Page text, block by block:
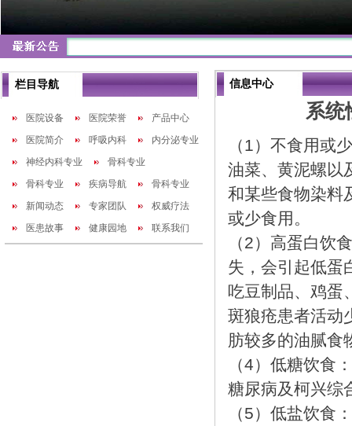
栏目导航
医院设备 医院荣誉
产品中心
医院简介
呼吸内科
内分泌专业
神经内科专业
骨科专业
骨科专业
疾病导航
骨科专业
新闻动态
专家团队
权威疗法
医患故事
健康园地 联系我们
信息中心
系统
（1）不食用或
油菜、黄泥螺以
和某些食物染料
或少食用。
（2）高蛋白饮
失，会引起低蛋
吃豆制品、鸡蛋
斑狼疮患者活动
肪较多的油腻食
（4）低糖饮食
糖尿病及柯兴综
（5）低盐饮食